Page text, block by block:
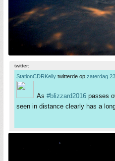
twitter:
StationCDRKelly twitterde op zaterdag
As #blizzard2016 passes
seen in distance clearly has a